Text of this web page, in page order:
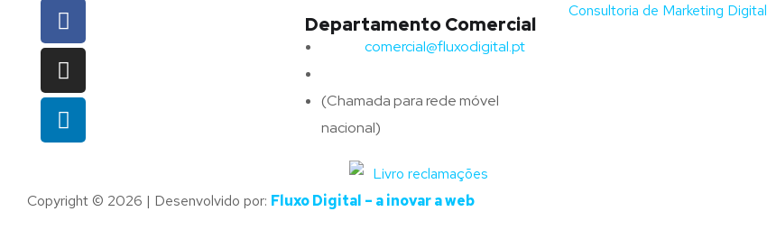
Departamento Comercial
comercial@fluxodigital.pt
(Chamada para rede móvel
nacional)
Consultoria de Marketing Digital
Copyright © 2026 | Desenvolvido por: Fluxo Digital – a inovar a web